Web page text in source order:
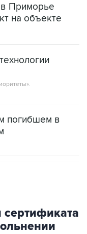
Приморье
на объекте
погибшем в